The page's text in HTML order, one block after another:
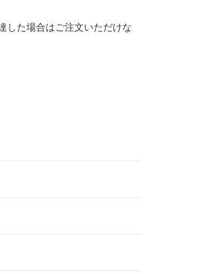
した場合はご注文いただけな